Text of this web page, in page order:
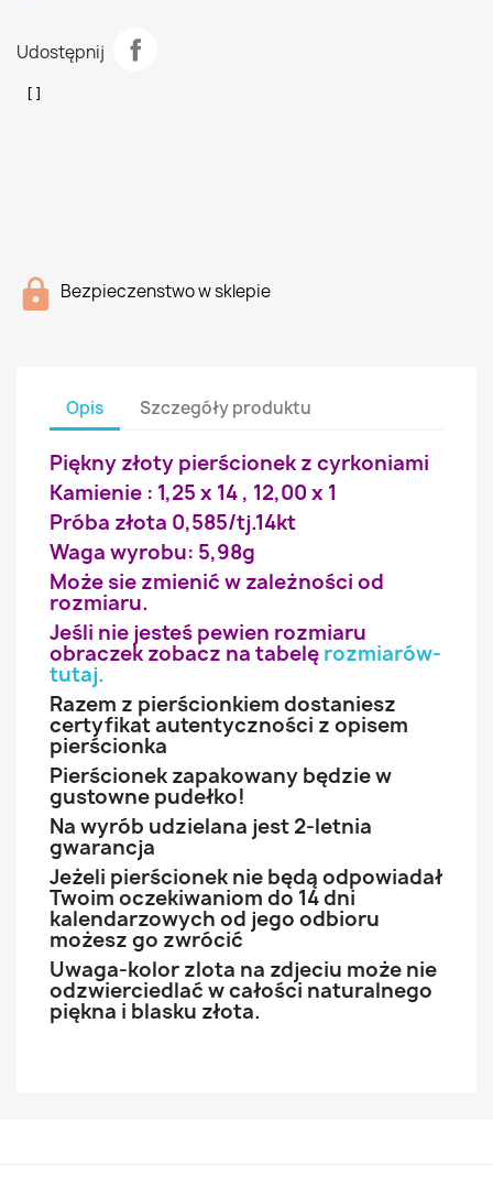
Udostępnij
Bezpieczenstwo w sklepie
Opis Szczegóły produktu
Piękny złoty pierścionek z cyrkoniami
Kamienie : 1,25 x 14 , 12,00 x 1
Próba złota 0,585/tj.14kt
Waga wyrobu: 5,98g
Może sie zmienić w zależności od
rozmiaru.
Jeśli nie jesteś pewien rozmiaru
obraczek zobacz na tabelę rozmiarów-
tutaj.
Razem z pierścionkiem dostaniesz
certyfikat autentyczności z opisem
pierścionka
Pierścionek zapakowany będzie w
gustowne pudełko!
Na wyrób udzielana jest 2-letnia
gwarancja
Jeżeli pierścionek nie będą odpowiadał
Twoim oczekiwaniom do 14 dni
kalendarzowych od jego odbioru
możesz go zwrócić
Uwaga-kolor zlota na zdjeciu może nie
odzwierciedlać w całości naturalnego
piękna i blasku złota.